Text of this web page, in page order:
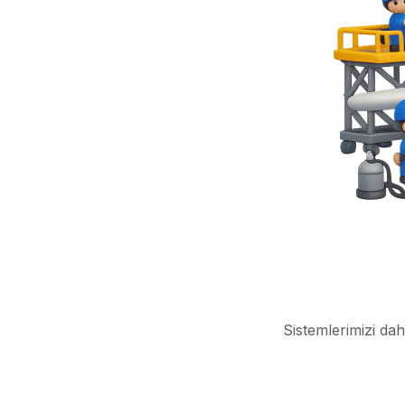
Sistemlerimizi